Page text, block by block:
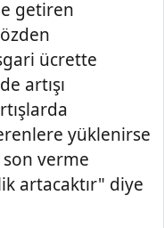
getiren
ücrette
artışı
yüklenirse
verme
artacaktır" diye